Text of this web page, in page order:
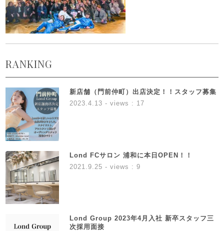
RANKING
新店舗（門前仲町）出店決定！！スタッフ募集
2023.4.13 - views : 17
Lond FCサロン 浦和に本日OPEN！！
2021.9.25 - views : 9
Lond Group 2023年4月入社 新卒スタッフ三
次採用面接